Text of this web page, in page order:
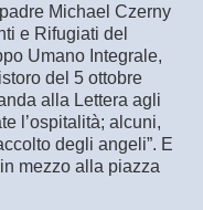
Michael Czerny
e Rifugiati del
Umano Integrale,
del 5 ottobre
alla Lettera agli
l’ospitalità; alcuni,
degli angeli”. E
mezzo alla piazza